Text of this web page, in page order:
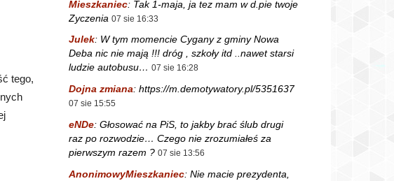
tego,
Mieszkaniec: Tak 1-maja, ja tez mam w d.pie twoje
Zyczenia 07 sie 16:33
Julek: W tym momencie Cygany z gminy Nowa
Deba nic nie mają !!! dróg , szkoły itd ..nawet starsi
ludzie autobusu… 07 sie 16:28
Dojna zmiana: https://m.demotywatory.pl/5351637
07 sie 15:55
eNDe: Głosować na PiS, to jakby brać ślub drugi
raz po rozwodzie… Czego nie zrozumiałeś za
pierwszym razem ? 07 sie 13:56
AnonimowyMieszkaniec: Nie macie prezydenta,